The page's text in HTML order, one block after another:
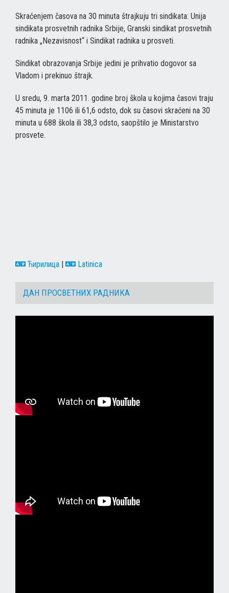
Skraćenjem časova na 30 minuta štrajkuju tri sindikata: Unija
sindikata prosvetnih radnika Srbije, Granski sindikat prosvetnih
radnika „Nezavisnost“ i Sindikat radnika u prosveti.
Sindikat obrazovanja Srbije jedini je prihvatio dogovor sa
Vladom i prekinuo štrajk.
U sredu, 9. marta 2011. godine broj škola u kojima časovi traju
45 minuta je 1106 ili 61,6 odsto, dok su časovi skraćeni na 30
minuta u 688 škola ili 38,3 odsto, saopštilo je Ministarstvo
prosvete.
Ћирилица | Latinica
ДАН ПРОСВЕТНИХ РАДНИКА